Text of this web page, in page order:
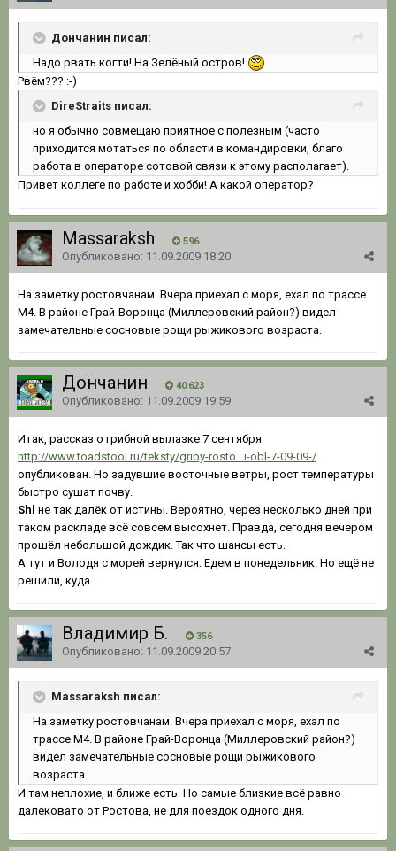
Дончанин писал:
Надо рвать когти! На Зелёный остров!
Рвём??? :-)
DireStraits писал:
но я обычно совмещаю приятное с полезным (часто
приходится мотаться по области в командировки, благо
работа в операторе сотовой связи к этому располагает).
Привет коллеге по работе и хобби! А какой оператор?
Massaraksh 596
Опубликовано: 11.09.2009 18:20
На заметку ростовчанам. Вчера приехал с моря, ехал по трассе
М4. В районе Грай-Воронца (Миллеровский район?) видел
замечательные сосновые рощи рыжикового возраста.
Дончанин 40 623
Опубликовано: 11.09.2009 19:59
Итак, рассказ о грибной вылазке 7 сентября
http://www.toadstool.ru/teksty/griby-rosto...i-obl-7-09-09-/
опубликован. Но задувшие восточные ветры, рост температуры
быстро сушат почву.
Shl не так далёк от истины. Вероятно, через несколько дней при
таком раскладе всё совсем высохнет. Правда, сегодня вечером
прошёл небольшой дождик. Так что шансы есть.
А тут и Володя с морей вернулся. Едем в понедельник. Но ещё не
решили, куда.
Владимир Б. 356
Опубликовано: 11.09.2009 20:57
Massaraksh писал:
На заметку ростовчанам. Вчера приехал с моря, ехал по
трассе М4. В районе Грай-Воронца (Миллеровский район?)
видел замечательные сосновые рощи рыжикового
возраста.
И там неплохие, и ближе есть. Но самые близкие всё равно
далековато от Ростова, не для поездок одного дня.